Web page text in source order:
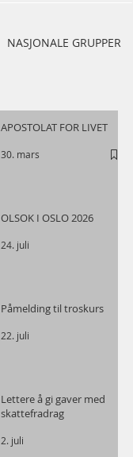
NASJONALE GRUPPER
APOSTOLAT FOR LIVET
30. mars
OLSOK I OSLO 2026
24. juli
Påmelding til troskurs
22. juli
Lettere å gi gaver med
skattefradrag
2. juli